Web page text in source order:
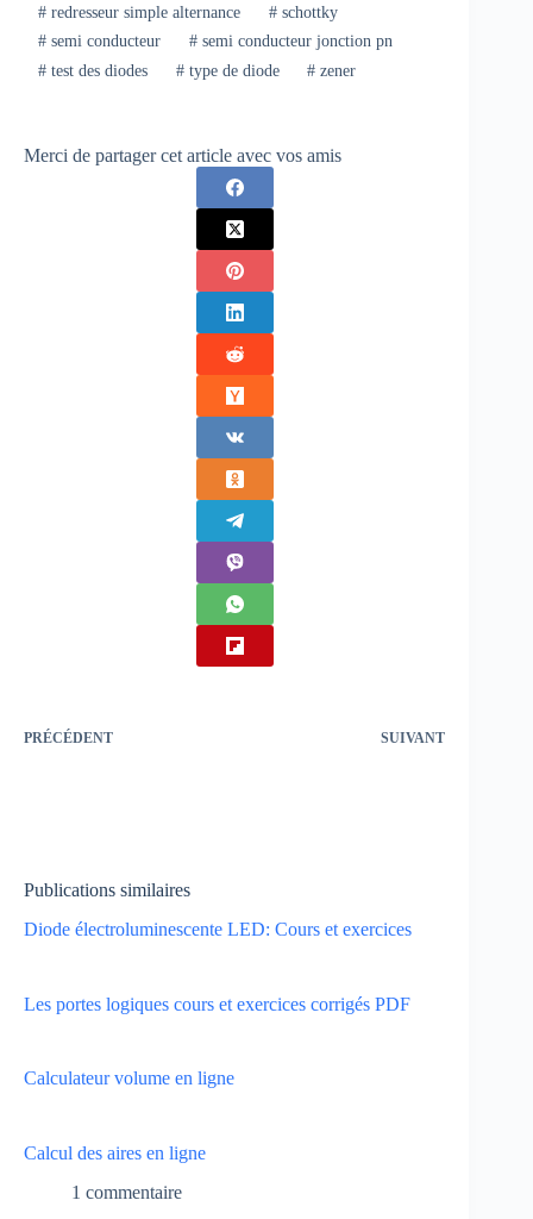
#redresseur simple alternance #schottky
#semi conducteur #semi conducteur jonction pn
#test des diodes #type de diode # zener
Merci de partager cet article avec vos amis
PRÉCÉDENT SUIVANT
Publications similaires
Diode électroluminescente LED: Cours et exercices
Les portes logiques cours et exercices corrigés PDF
Calculateur volume en ligne
Calcul des aires en ligne
1 commentaire